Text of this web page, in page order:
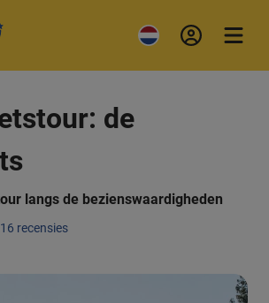
de
langs de bezienswaardigheden
recensies